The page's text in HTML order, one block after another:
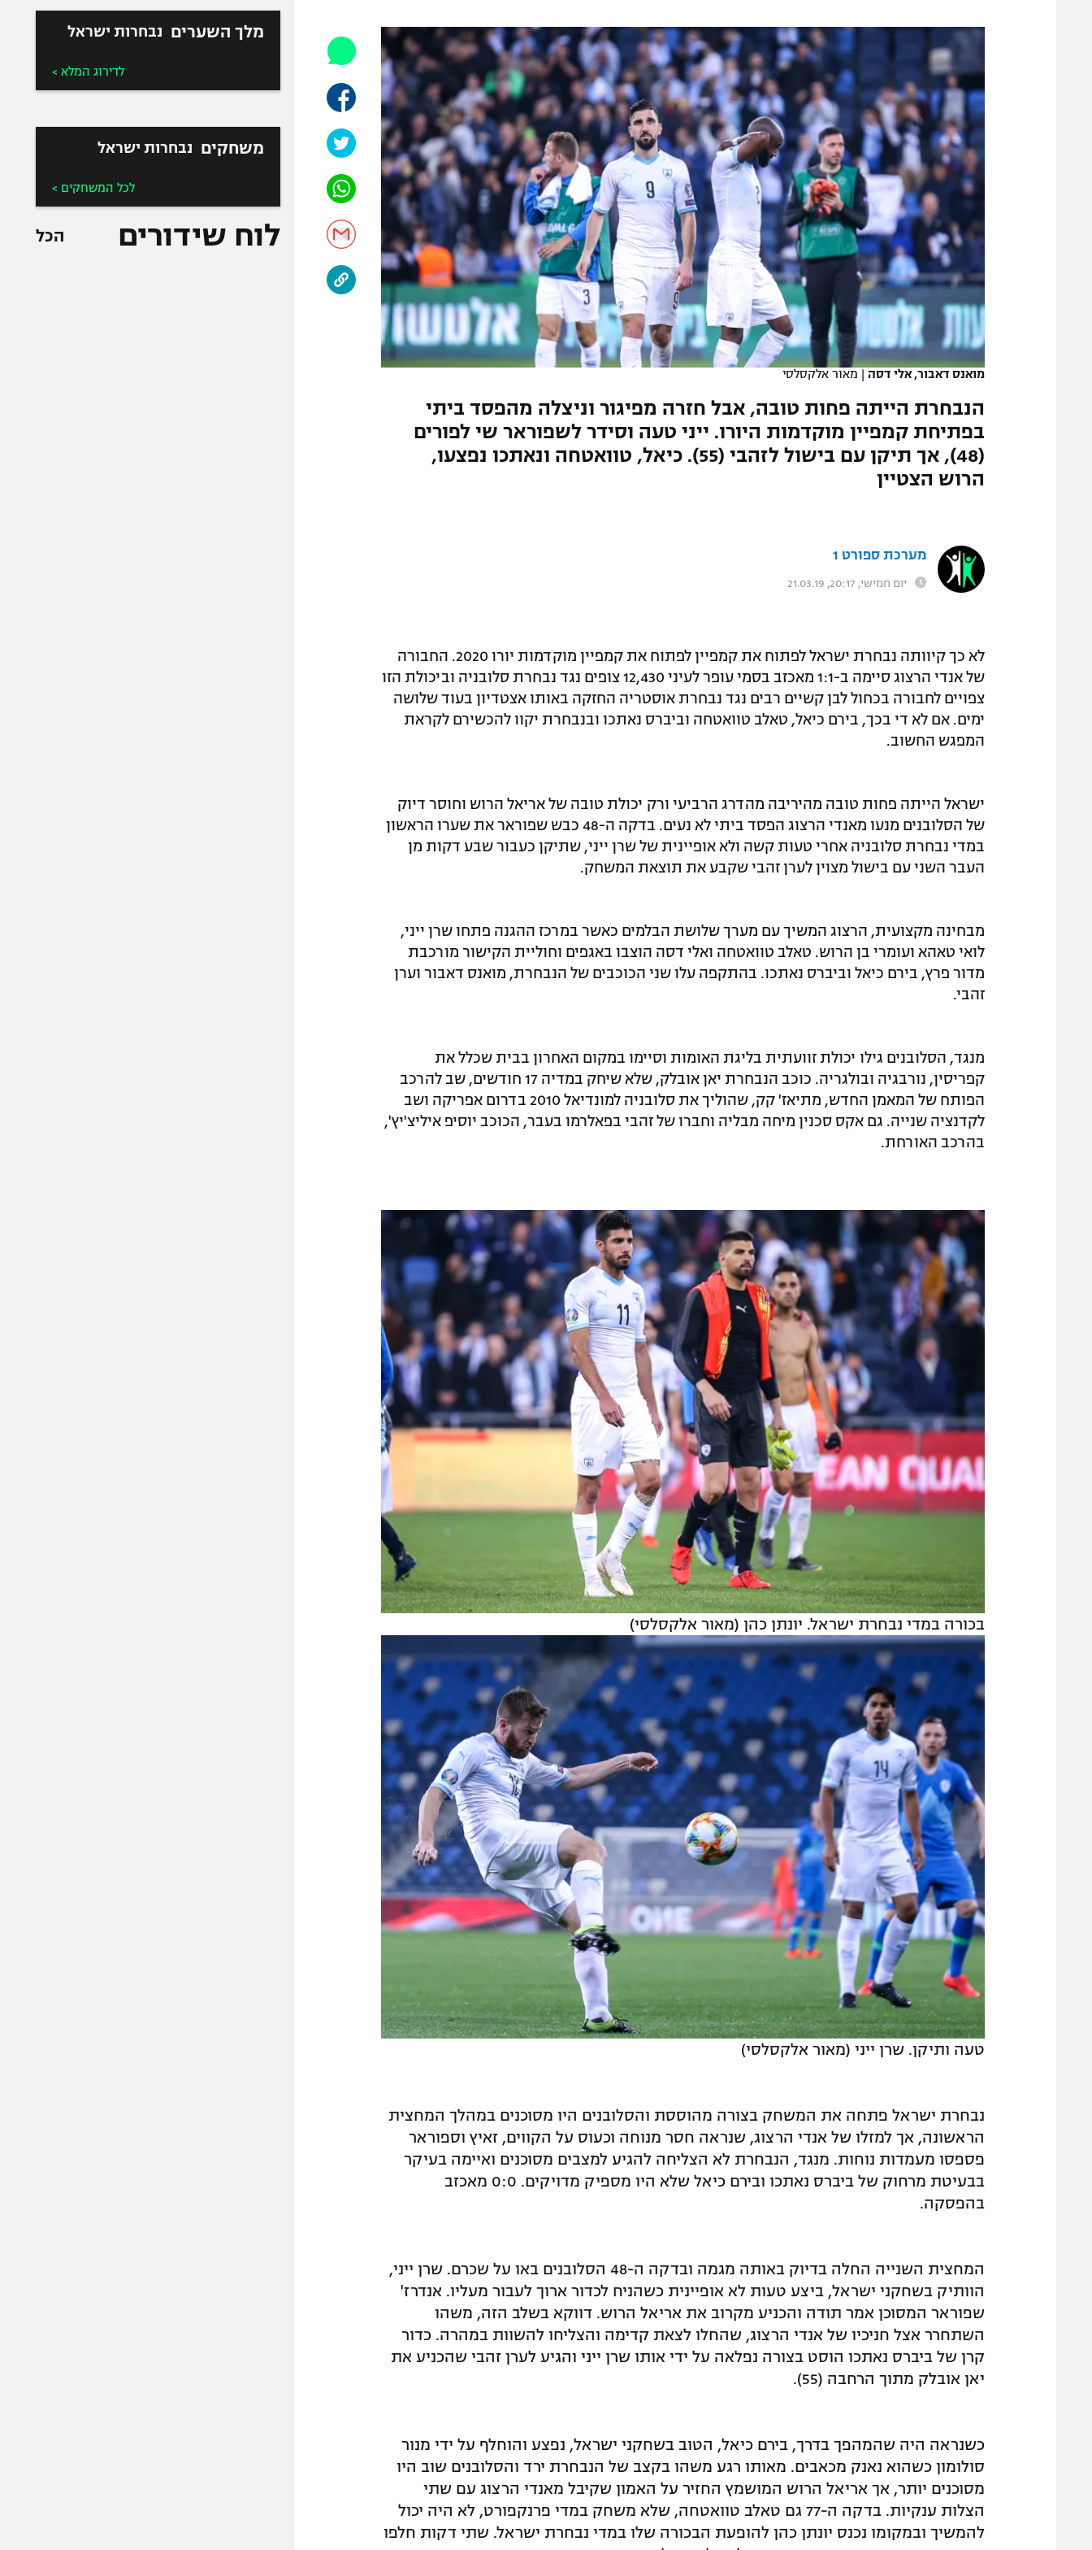
תקנון משתתפים וזוכים בפרסים
תקנון עבור פעילות אלקטרה
תקנון עבור פעילות ספורט 1 – "מרלן"
טניס
גיימינג E-Sports
תנאי שימוש
מדיניות פרטיות
תקנון פעילות ספורט 1
רשיון להקרנה פומבית לבית עסק
הצטרפות לחבילת הערוצים
לוח דרושים – ג'ובנט
תגיות
המגזין
הפועל תל אביב
הפועל חיפה
הפועל באר שבע
מכבי נתניה
בני יהודה
ליגה סינית
ליגה ברזילאית
ליגות נוספות
אופניים
בייסבול MLB
ספורט אתגרי
אומנויות לחימה
מואנס דאבור, אלי דסה | מאור אלקסלסי
הנבחרת הייתה פחות טובה, אבל חזרה מפיגור וניצלה מהפסד ביתי
בפתיחת קמפיין מוקדמות היורו. ייני טעה וסידר לשפוראר שי לפורים
(48), אך תיקן עם בישול לזהבי (55). כיאל, טוואטחה ונאתכו נפצעו,
הרוש הצטיין
מערכת ספורט 1
יום חמישי, 20:17, 21.03.19
לא כך קיוותה נבחרת ישראל לפתוח את קמפיין לפתוח את קמפיין מוקדמות יורו 2020. החבורה
של אנדי הרצוג סיימה ב-1:1 מאכזב בסמי עופר לעיני 12,430 צופים נגד נבחרת סלובניה וביכולת הזו
צפויים לחבורה בכחול לבן קשיים רבים נגד נבחרת אוסטריה החזקה באותו אצטדיון בעוד שלושה
ימים. אם לא די בכך, בירם כיאל, טאלב טוואטחה וביברס נאתכו ובנבחרת יקוו להכשירם לקראת
המפגש החשוב.
ישראל הייתה פחות טובה מהיריבה מהדרג הרביעי ורק יכולת טובה של אריאל הרוש וחוסר דיוק
של הסלובנים מנעו מאנדי הרצוג הפסד ביתי לא נעים. בדקה ה-48 כבש שפוראר את שערו הראשון
במדי נבחרת סלובניה אחרי טעות קשה ולא אופיינית של שרן ייני, שתיקן כעבור שבע דקות מן
העבר השני עם בישול מצוין לערן זהבי שקבע את תוצאת המשחק.
מבחינה מקצועית, הרצוג המשיך עם מערך שלושת הבלמים כאשר במרכז ההגנה פתחו שרן ייני,
לואי טאהא ועומרי בן הרוש. טאלב טוואטחה ואלי דסה הוצבו באגפים וחוליית הקישור מורכבת
מדור פרץ, בירם כיאל וביברס נאתכו. בהתקפה עלו שני הכוכבים של הנבחרת, מואנס דאבור וערן
זהבי.
מנגד, הסלובנים גילו יכולת זוועתית בליגת האומות וסיימו במקום האחרון בבית שכלל את
קפריסין, נורבגיה ובולגריה. כוכב הנבחרת יאן אובלק, שלא שיחק במדיה 17 חודשים, שב להרכב
הפותח של המאמן החדש, מתיאז' קק, שהוליך את סלובניה למונדיאל 2010 בדרום אפריקה ושב
לקדנציה שנייה. גם אקס סכנין מיחה מבליה וחברו של זהבי בפאלרמו בעבר, הכוכב יוסיפ איליצ'יץ',
בהרכב האורחת.
בכורה במדי נבחרת ישראל. יונתן כהן (מאור אלקסלסי)
טעה ותיקן. שרן ייני (מאור אלקסלסי)
נבחרת ישראל פתחה את המשחק בצורה מהוססת והסלובנים היו מסוכנים במהלך המחצית
הראשונה, אך למזלו של אנדי הרצוג, שנראה חסר מנוחה וכעוס על הקווים, זאיץ וספוראר
פספסו מעמדות נוחות. מנגד, הנבחרת לא הצליחה להגיע למצבים מסוכנים ואיימה בעיקר
בבעיטת מרחוק של ביברס נאתכו ובירם כיאל שלא היו מספיק מדויקים. 0:0 מאכזב
בהפסקה.
המחצית השנייה החלה בדיוק באותה מגמה ובדקה ה-48 הסלובנים באו על שכרם. שרן ייני,
הוותיק בשחקני ישראל, ביצע טעות לא אופיינית כשהניח לכדור ארוך לעבור מעליו. אנדרז'
שפוראר המסוכן אמר תודה והכניע מקרוב את אריאל הרוש. דווקא בשלב הזה, משהו
השתחרר אצל חניכיו של אנדי הרצוג, שהחלו לצאת קדימה והצליחו להשוות במהרה. כדור
קרן של ביברס נאתכו הוסט בצורה נפלאה על ידי אותו שרן ייני והגיע לערן זהבי שהכניע את
יאן אובלק מתוך הרחבה (55).
כשנראה היה שהמהפך בדרך, בירם כיאל, הטוב בשחקני ישראל, נפצע והוחלף על ידי מנור
סולומון כשהוא נאנק מכאבים. מאותו רגע משהו בקצב של הנבחרת ירד והסלובנים שוב היו
מסוכנים יותר, אך אריאל הרוש המושמץ החזיר על האמון שקיבל מאנדי הרצוג עם שתי
הצלות ענקיות. בדקה ה-77 גם טאלב טוואטחה, שלא משחק במדי פרנקפורט, לא היה יכול
להמשיך ובמקומו נכנס יונתן כהן להופעת הבכורה שלו במדי נבחרת ישראל. שתי דקות חלפו
מלך השערים נבחרות ישראל
לדירוג המלא >
משחקים נבחרות ישראל
לכל המשחקים >
לוח שידורים הכל